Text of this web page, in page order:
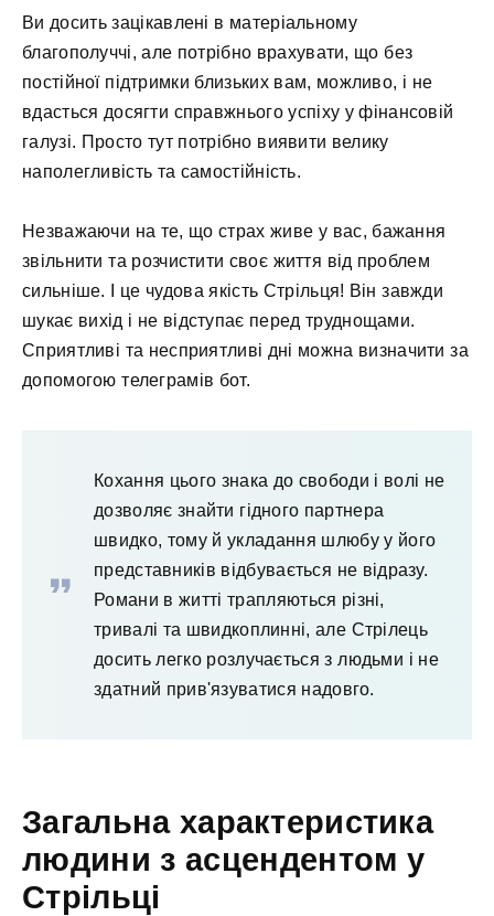
Ви досить зацікавлені в матеріальному
благополуччі, але потрібно врахувати, що без
постійної підтримки близьких вам, можливо, і не
вдасться досягти справжнього успіху у фінансовій
галузі. Просто тут потрібно виявити велику
наполегливість та самостійність.
Незважаючи на те, що страх живе у вас, бажання
звільнити та розчистити своє життя від проблем
сильніше. І це чудова якість Стрільця! Він завжди
шукає вихід і не відступає перед труднощами.
Сприятливі та несприятливі дні можна визначити за
допомогою телеграмів бот.
Кохання цього знака до свободи і волі не
дозволяє знайти гідного партнера
швидко, тому й укладання шлюбу у його
представників відбувається не відразу.
Романи в житті трапляються різні,
тривалі та швидкоплинні, але Стрілець
досить легко розлучається з людьми і не
здатний прив'язуватися надовго.
Загальна характеристика
людини з асцендентом у
Стрільці